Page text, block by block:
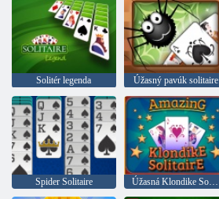
Solitér legenda Úžasný pavúk solitaire
Spider Solitaire Úžasná Klondike Solitaire